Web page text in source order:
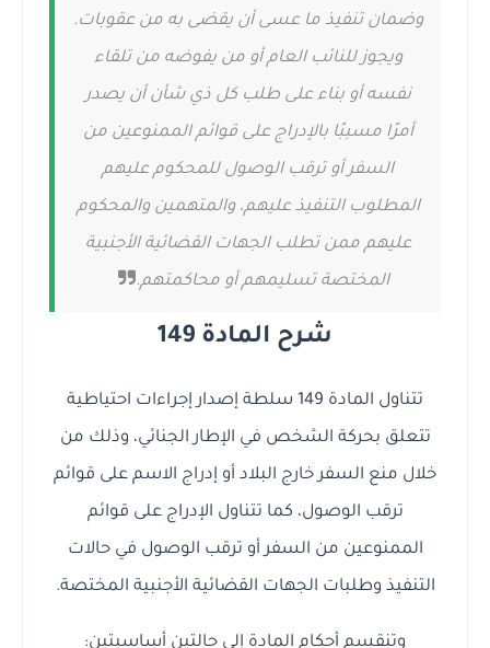
وضمان تنفيذ ما عسى أن يقضى به من عقوبات.
ويجوز للنائب العام أو من يفوضه من تلقاء
نفسه أو بناء على طلب كل ذي شأن أن يصدر
أمرًا مسببًا بالإدراج على قوائم الممنوعين من
السفر أو ترقب الوصول للمحكوم عليهم
المطلوب التنفيذ عليهم، والمتهمين والمحكوم
عليهم ممن تطلب الجهات القضائية الأجنبية
المختصة تسليمهم أو محاكمتهم.
شرح المادة 149
تتناول المادة 149 سلطة إصدار إجراءات احتياطية
تتعلق بحركة الشخص في الإطار الجنائي، وذلك من
خلال منع السفر خارج البلاد أو إدراج الاسم على قوائم
ترقب الوصول، كما تتناول الإدراج على قوائم
الممنوعين من السفر أو ترقب الوصول في حالات
التنفيذ وطلبات الجهات القضائية الأجنبية المختصة.
وتنقسم أحكام المادة إلى حالتين أساسيتين: